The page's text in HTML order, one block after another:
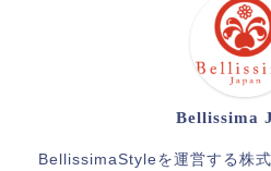
Bellissima
BellissimaStyleを運営する株